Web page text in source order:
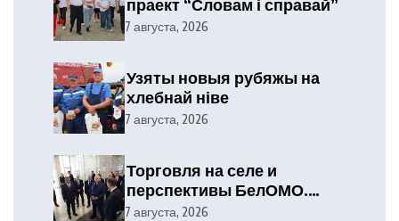
праект “Словам і справай”
7 августа, 2026
Узяты новыя рубяжы на
хлебнай ніве
7 августа, 2026
Торговля на селе и
перспективы БелОМО.
Александр Лукашенко
7 августа, 2026